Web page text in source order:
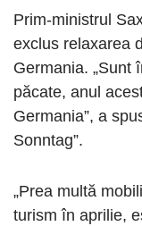
Prim-ministrul
exclus relaxarea
Germania. „Sunt
păcate, anul
Germania”, a
Sonntag”.
„Prea multă
turism în aprilie,